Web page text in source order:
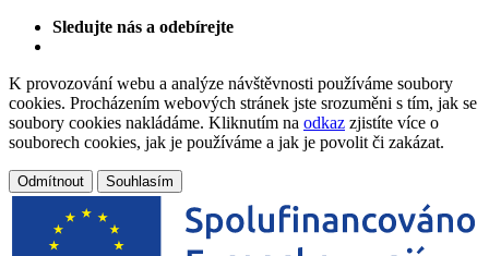
Sledujte nás a odebírejte
K provozování webu a analýze návštěvnosti používáme soubory
cookies. Procházením webových stránek jste srozuměni s tím, jak se
soubory cookies nakládáme. Kliknutím na odkaz zjistíte více o
souborech cookies, jak je používáme a jak je povolit či zakázat.
Odmítnout Souhlasím